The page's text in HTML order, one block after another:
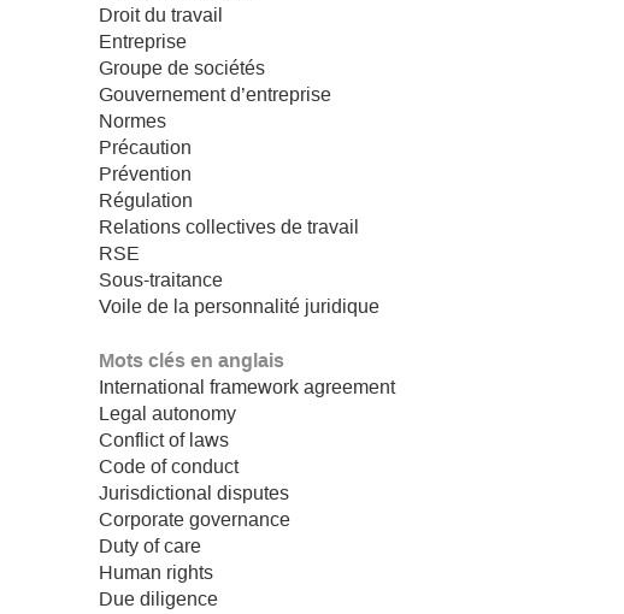
Droit du travail
Entreprise
Groupe de sociétés
Gouvernement d’entreprise
Normes
Précaution
Prévention
Régulation
Relations collectives de travail
RSE
Sous-traitance
Voile de la personnalité juridique
Mots clés en anglais
International framework agreement
Legal autonomy
Conflict of laws
Code of conduct
Jurisdictional disputes
Corporate governance
Duty of care
Human rights
Due diligence